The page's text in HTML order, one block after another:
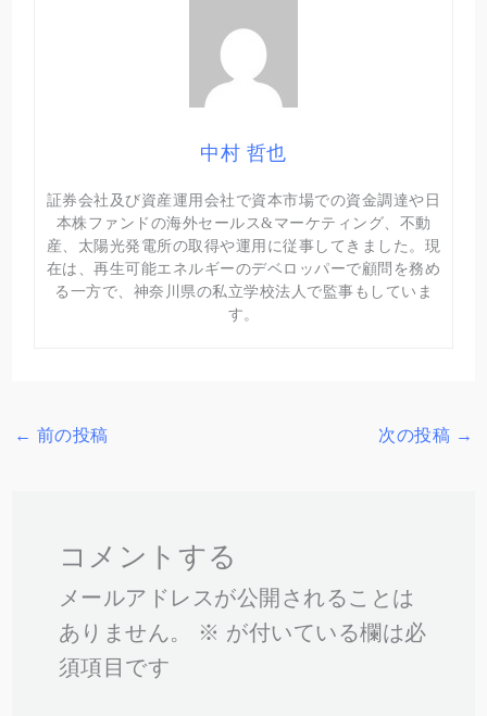
中村 哲也
証券会社及び資産運用会社で資本市場での資金調達や日
本株ファンドの海外セールス&マーケティング、不動
産、太陽光発電所の取得や運用に従事してきました。現
在は、再生可能エネルギーのデベロッパーで顧問を務め
る一方で、神奈川県の私立学校法人で監事もしていま
す。
← 前の投稿 次の投稿 →
コメントする
メールアドレスが公開されることは
ありません。
※ が付いている欄は必
須項目です